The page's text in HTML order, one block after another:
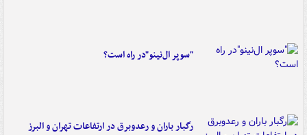
"سوپر ال‌نینو"در راه است؟
رگبار باران و رعدوبرق در ارتفاعات تهران و البرز